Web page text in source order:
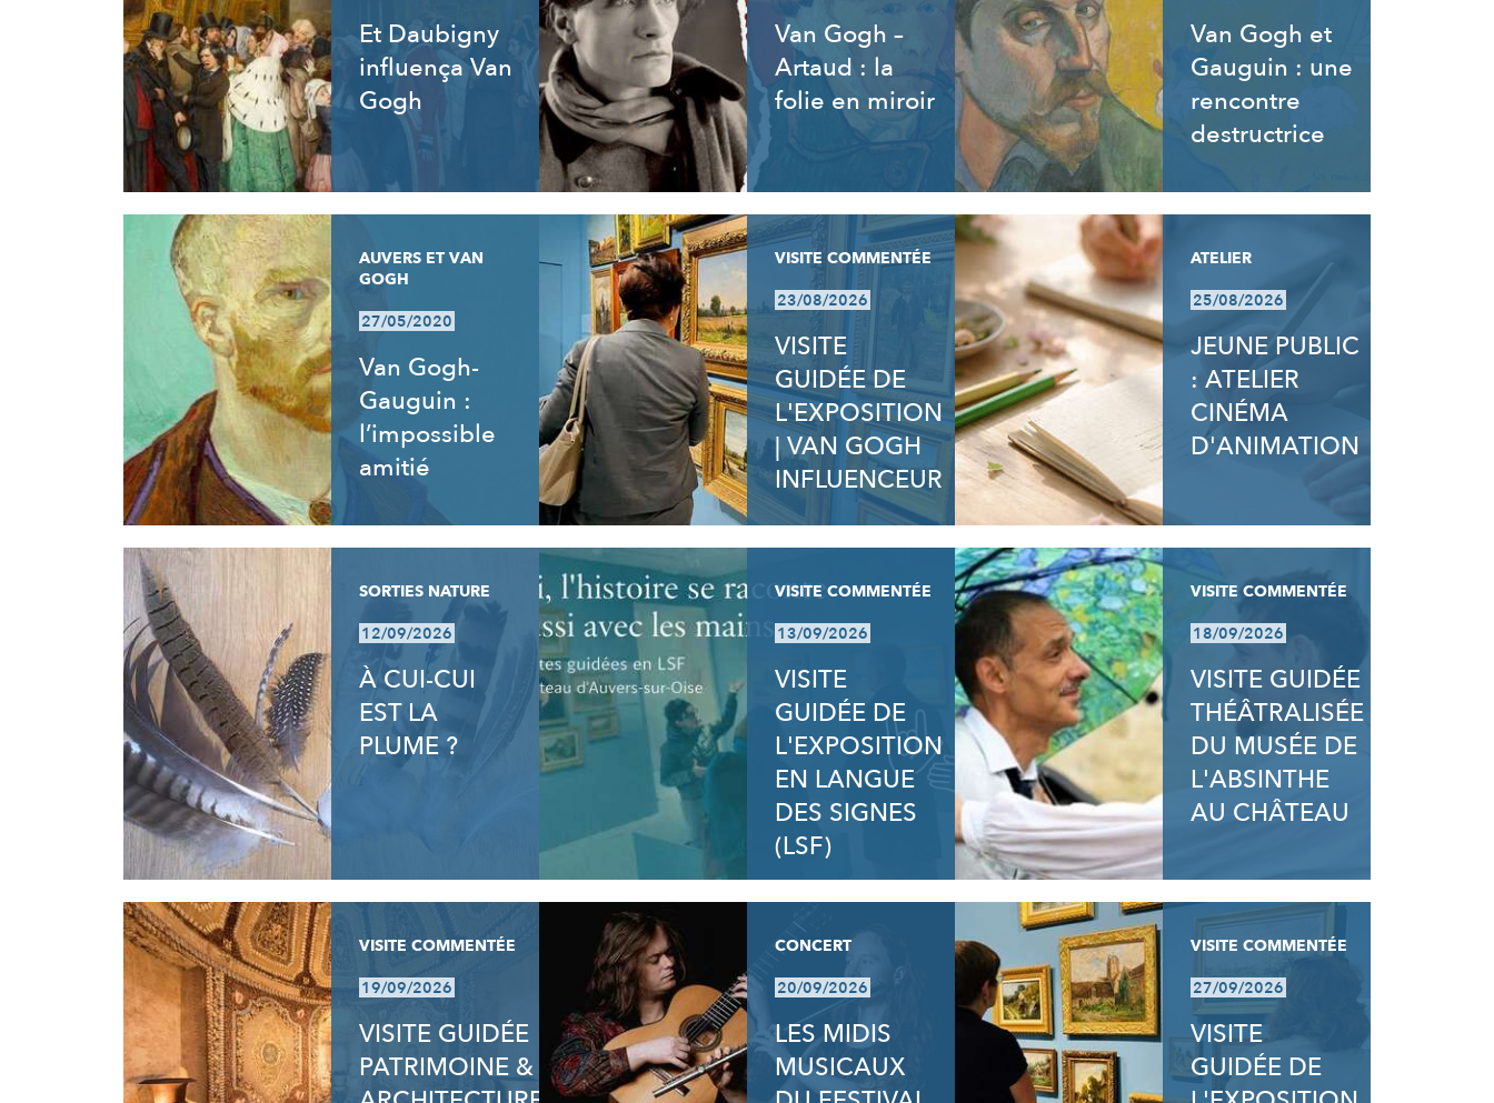
Et Daubigny
influença Van
Gogh
Van Gogh –
Artaud : la
folie en miroir
Van Gogh et
Gauguin : une
rencontre
destructrice
AUVERS ET VAN
GOGH
27/05/2020
Van Gogh-
Gauguin :
l’impossible
amitié
VISITE COMMENTÉE
23/08/2026
VISITE
GUIDÉE DE
L'EXPOSITION
| VAN GOGH
INFLUENCEUR
ATELIER
25/08/2026
JEUNE PUBLIC
: ATELIER
CINÉMA
D'ANIMATION
SORTIES NATURE
12/09/2026
À CUI-CUI
EST LA
PLUME ?
VISITE COMMENTÉE
13/09/2026
VISITE
GUIDÉE DE
L'EXPOSITION
EN LANGUE
DES SIGNES
(LSF)
VISITE COMMENTÉE
18/09/2026
VISITE GUIDÉE
THÉÂTRALISÉE
DU MUSÉE DE
L'ABSINTHE
AU CHÂTEAU
VISITE COMMENTÉE
19/09/2026
VISITE GUIDÉE
PATRIMOINE &
CONCERT
20/09/2026
LES MIDIS
MUSICAUX
VISITE COMMENTÉE
27/09/2026
VISITE
GUIDÉE DE